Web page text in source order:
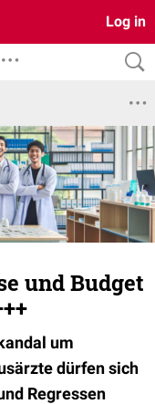
Log in
und Budget
um
dürfen sich
Regressen